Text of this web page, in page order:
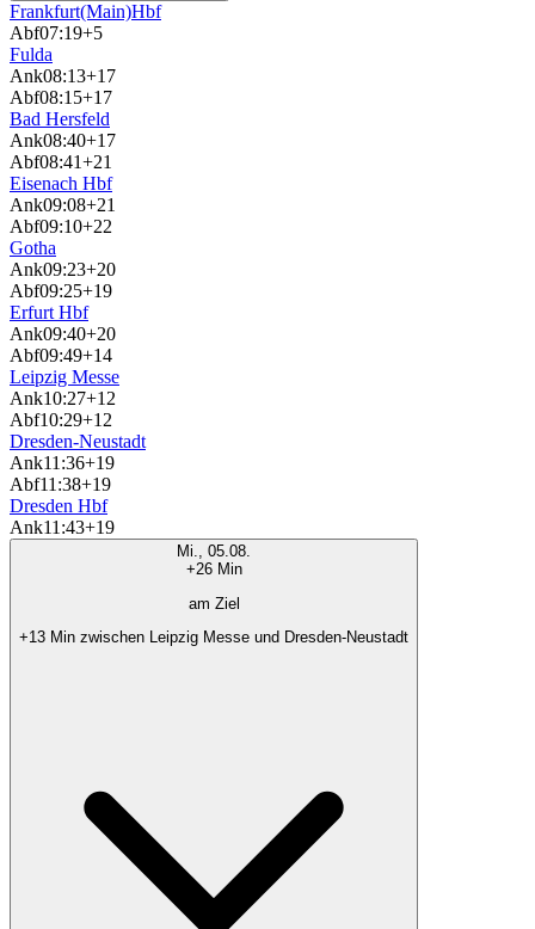
Frankfurt(Main)Hbf
Abf07:19+5
Fulda
Ank08:13+17
Abf08:15+17
Bad Hersfeld
Ank08:40+17
Abf08:41+21
Eisenach Hbf
Ank09:08+21
Abf09:10+22
Gotha
Ank09:23+20
Abf09:25+19
Erfurt Hbf
Ank09:40+20
Abf09:49+14
Leipzig Messe
Ank10:27+12
Abf10:29+12
Dresden-Neustadt
Ank11:36+19
Abf11:38+19
Dresden Hbf
Ank11:43+19
Mi., 05.08.
+26 Min
am Ziel
+13 Min zwischen Leipzig Messe und Dresden-Neustadt